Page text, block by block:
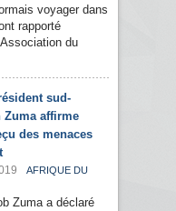
voyager dans
rapporté
du
sud-
Zuma affirme
des menaces
AFRIQUE DU
Zuma a déclaré